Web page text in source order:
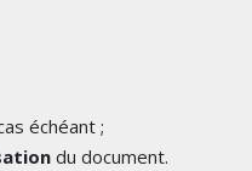
échéant ;
du document.